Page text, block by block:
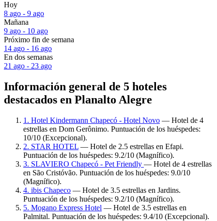
Hoy
8 ago - 9 ago
Mañana
9 ago - 10 ago
Próximo fin de semana
14 ago - 16 ago
En dos semanas
21 ago - 23 ago
Información general de 5 hoteles
destacados en Planalto Alegre
1. Hotel Kindermann Chapecó - Hotel Novo — Hotel de 4
estrellas en Dom Gerônimo. Puntuación de los huéspedes:
10/10 (Excepcional).
2. STAR HOTEL — Hotel de 2.5 estrellas en Efapi.
Puntuación de los huéspedes: 9.2/10 (Magnífico).
3. SLAVIERO Chapecó - Pet Friendly — Hotel de 4 estrellas
en São Cristóvão. Puntuación de los huéspedes: 9.0/10
(Magnífico).
4. ibis Chapeco — Hotel de 3.5 estrellas en Jardins.
Puntuación de los huéspedes: 9.2/10 (Magnífico).
5. Mogano Express Hotel — Hotel de 3.5 estrellas en
Palmital. Puntuación de los huéspedes: 9.4/10 (Excepcional).